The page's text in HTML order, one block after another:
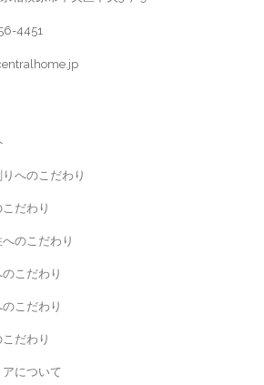
4451
へのこだわり
だわり
のこだわり
こだわり
こだわり
だわり
について